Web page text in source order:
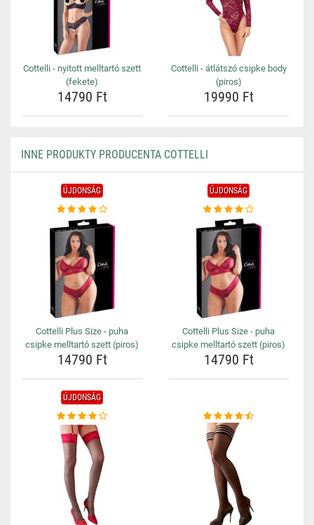
Cottelli - nyitott melltartó szett
(fekete)
14790 Ft
Cottelli - átlátszó csipke body
(piros)
19990 Ft
INNE PRODUKTY PRODUCENTA COTTELLI
ÚJDONSÁG
Cottelli Plus Size - puha
csipke melltartó szett (piros)
14790 Ft
ÚJDONSÁG
Cottelli Plus Size - puha
csipke melltartó szett (piros)
14790 Ft
ÚJDONSÁG